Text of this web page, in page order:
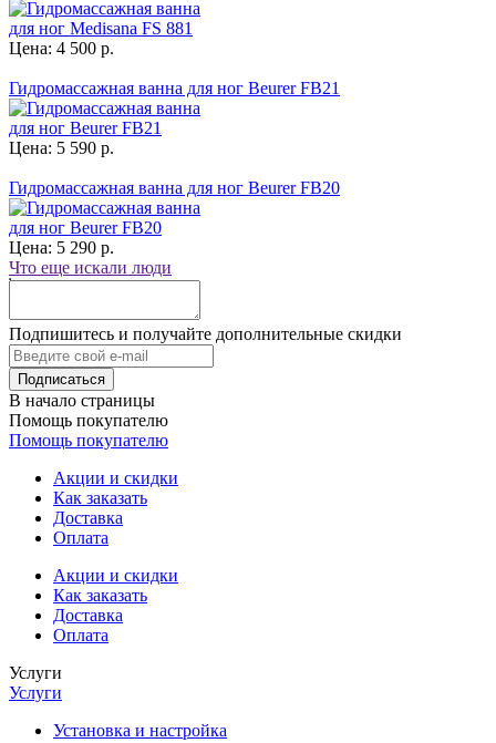
Цена: 4 500 р.
Гидромассажная ванна для ног Beurer FB21
Цена: 5 590 р.
Гидромассажная ванна для ног Beurer FB20
Цена: 5 290 р.
Что еще искали люди
Подпишитесь и получайте дополнительные скидки
В начало страницы
Помощь покупателю
Помощь покупателю
Акции и скидки
Как заказать
Доставка
Оплата
Акции и скидки
Как заказать
Доставка
Оплата
Услуги
Услуги
Установка и настройка